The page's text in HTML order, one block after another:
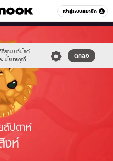
เข้าสู่ระบบสมาชิก
หมวดอื่นๆ
ที่สุดบน เว็บไซต์
ะ นโยบายคุกกี้
ตกลง